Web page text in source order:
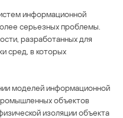
информационной
серьезных проблемы.
разработанных для
сред, в которых
моделей информационной
объектов
изоляции объекта